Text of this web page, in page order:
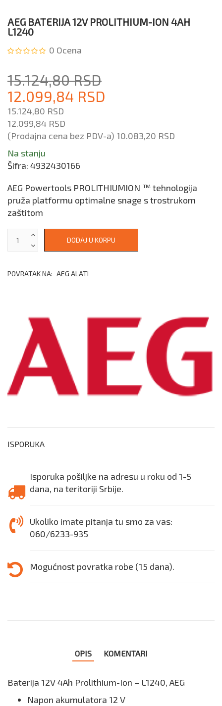
AEG BATERIJA 12V PROLITHIUM-ION 4AH
L1240
0 Ocena
15.124,80 RSD
12.099,84 RSD
15.124,80 RSD
12.099,84 RSD
(Prodajna cena bez PDV-a) 10.083,20 RSD
Na stanju
Šifra: 4932430166
AEG Powertools PROLITHIUMION ™ tehnologija
pruža platformu optimalne snage s trostrukom
zaštitom
POVRATAK NA: AEG ALATI
ISPORUKA
Isporuka pošiljke na adresu u roku od 1-5
dana, na teritoriji Srbije.
Ukoliko imate pitanja tu smo za vas:
060/6233-935
Mogućnost povratka robe (15 dana).
OPIS KOMENTARI
Baterija 12V 4Ah Prolithium-Ion – L1240, AEG
Napon akumulatora 12 V